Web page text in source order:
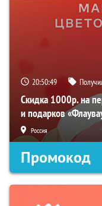
20:50:48
Скидка 1000р. на
и подарков
Россия
Промокод